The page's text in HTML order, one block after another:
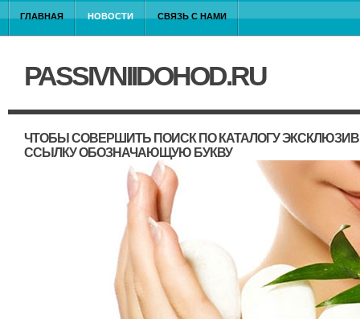
ГЛАВНАЯ НОВОСТИ СВЯЗЬ С НАМИ
PASSIVNIIDOHOD.RU
ЧТОБЫ СОВЕРШИТЬ ПОИСК ПО КАТАЛОГУ
ССЫЛКУ ОБОЗНАЧАЮЩУЮ БУКВУ